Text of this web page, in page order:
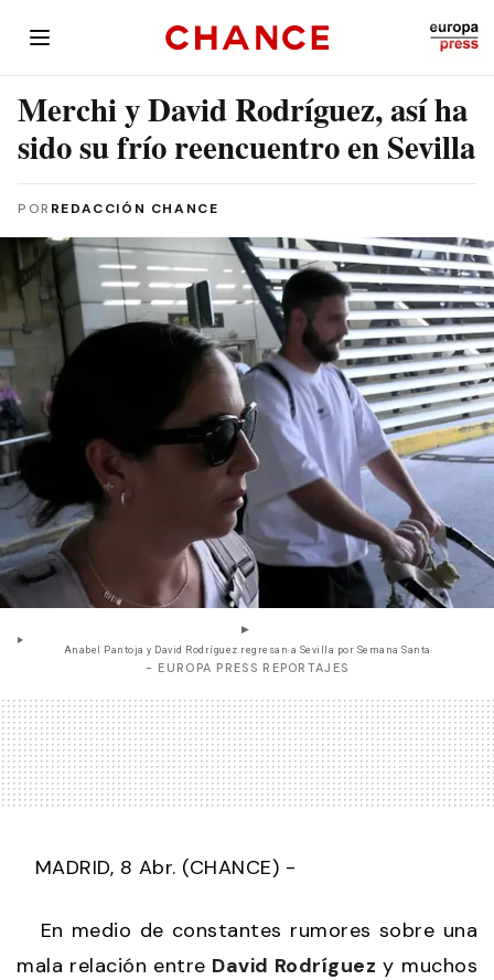
Merchi y David Rodríguez, así ha
sido su frío reencuentro en Sevilla
POR REDACCIÓN CHANCE
Anabel Pantoja y David Rodríguez regresan a Sevilla por Semana Santa
- EUROPA PRESS REPORTAJES
MADRID, 8 Abr. (CHANCE) -
En medio de constantes rumores sobre una
mala relación entre David Rodríguez y muchos